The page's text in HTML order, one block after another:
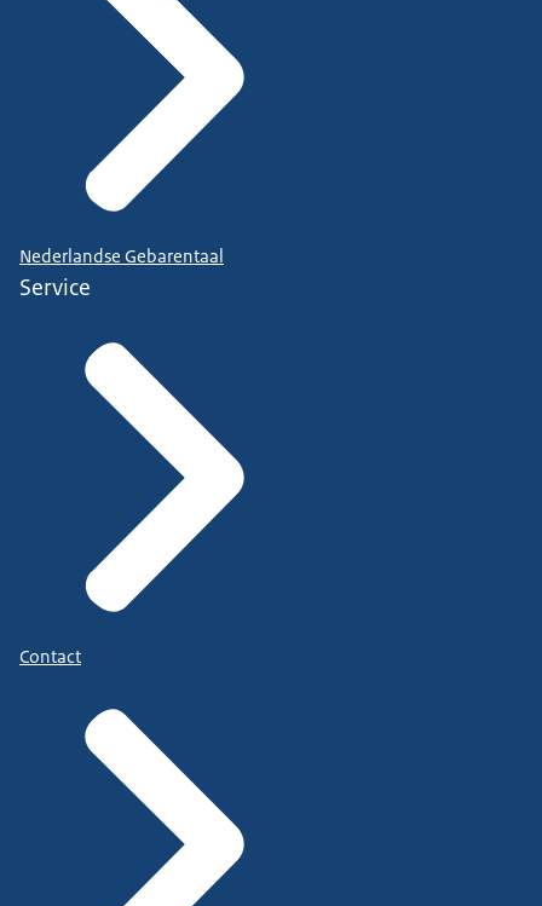
Nederlandse Gebarentaal
Service
Contact